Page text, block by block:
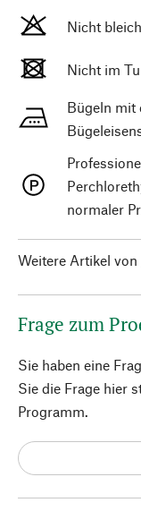
Nicht
Nicht im
Bügeln mit
normaler
Weitere Artikel von
Frage zum
Sie haben eine
Sie die Frage hier
Programm.